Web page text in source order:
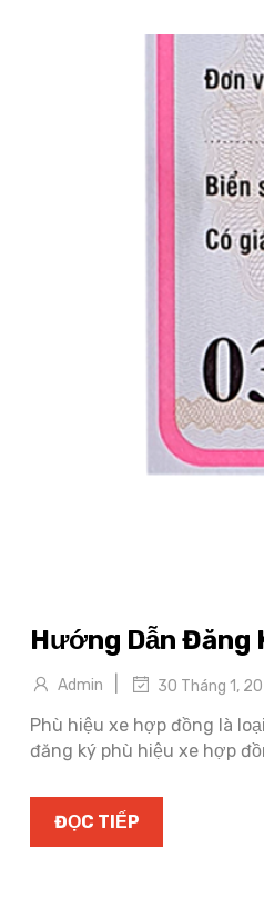
Hướng Dẫn Đăng
Admin 30 Tháng 1,
Phù hiệu xe hợp đồng là
đăng ký phù hiệu xe hợp
ĐỌC TIẾP